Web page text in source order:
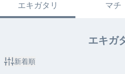
エキガタリ マチ
エキガ
新着順